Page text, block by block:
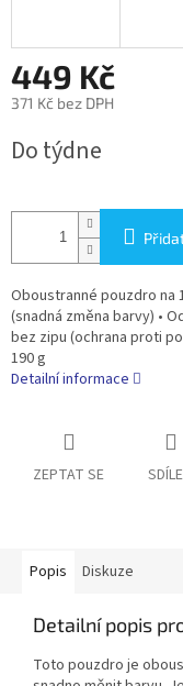
449 Kč
371 Kč bez DPH
cena:
Do týdne
Oboustranné pouzdro na
(snadná změna barvy) •
bez zipu (ochrana proti
190 g
Detailní informace
ZEPTAT SE
Popis Diskuze
Detailní popis
Toto pouzdro je